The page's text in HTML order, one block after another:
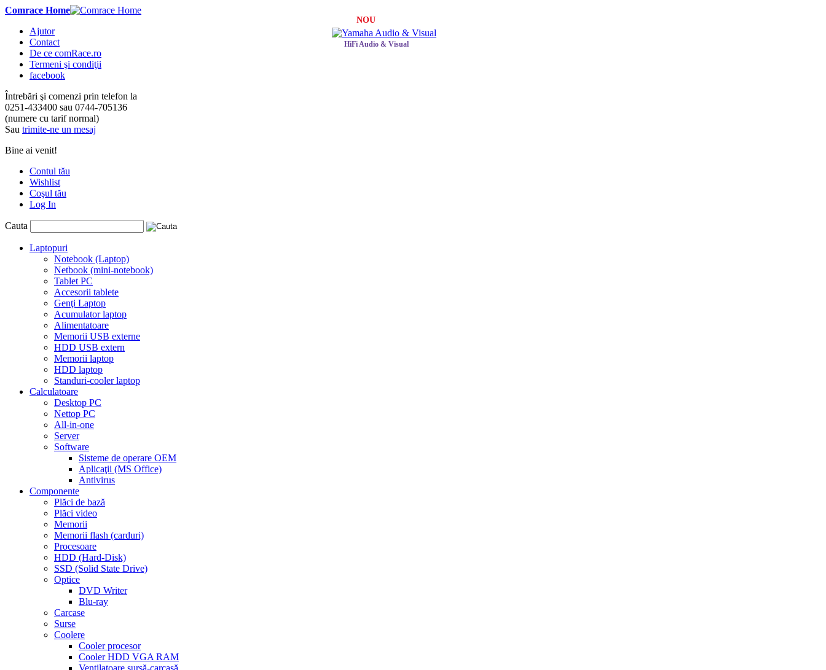
Comrace Home
Ajutor
Contact
De ce comRace.ro
Termeni şi condiţii
facebook
Întrebări şi comenzi prin telefon la
0251-433400 sau 0744-705136
(numere cu tarif normal)
Sau trimite-ne un mesaj
Bine ai venit!
Contul tău
Wishlist
Coşul tău
Log In
NOU
HiFi Audio & Visual
Cauta
Laptopuri
Notebook (Laptop)
Netbook (mini-notebook)
Tablet PC
Accesorii tablete
Genţi Laptop
Acumulator laptop
Alimentatoare
Memorii USB externe
HDD USB extern
Memorii laptop
HDD laptop
Standuri-cooler laptop
Calculatoare
Desktop PC
Nettop PC
All-in-one
Server
Software
Sisteme de operare OEM
Aplicaţii (MS Office)
Antivirus
Componente
Plăci de bază
Plăci video
Memorii
Memorii flash (carduri)
Procesoare
HDD (Hard-Disk)
SSD (Solid State Drive)
Optice
DVD Writer
Blu-ray
Carcase
Surse
Coolere
Cooler procesor
Cooler HDD VGA RAM
Ventilatoare sursă-carcasă